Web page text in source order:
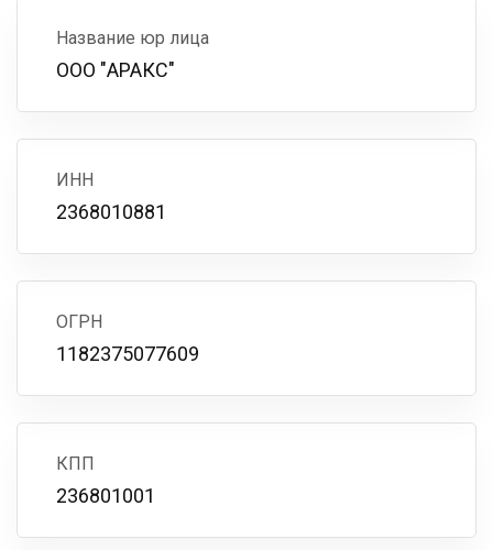
Название юр лица
ООО "АРАКС"
ИНН
2368010881
ОГРН
1182375077609
КПП
236801001